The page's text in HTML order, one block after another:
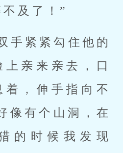
及了！”
手紧紧勾住他的
亲来亲去，口
着，伸手指向不
像有个山洞，在
的时候我发现